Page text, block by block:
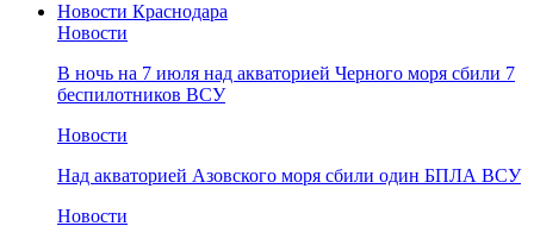
Новости Краснодара
Новости
В ночь на 7 июля над акваторией Черного моря сбили 7
беспилотников ВСУ
Новости
Над акваторией Азовского моря сбили один БПЛА ВСУ
Новости